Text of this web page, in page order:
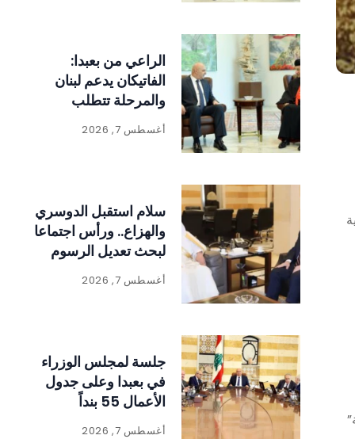
الراعي من بعبدا:
الفاتيكان يدعم لبنان
والمرحلة تتطلب
الالتفاف حول الدولة
ومؤسساتها
أغسطس 7, 2026
سلام استقبل الدوسري
والهزاع.. ورأس اجتماعا
لبحث تعديل الرسوم
على المواد المنتجة
للنفايات
أغسطس 7, 2026
جلسة لمجلس الوزراء
في بعبدا وعلى جدول
الأعمال 55 بنداً
أغسطس 7, 2026